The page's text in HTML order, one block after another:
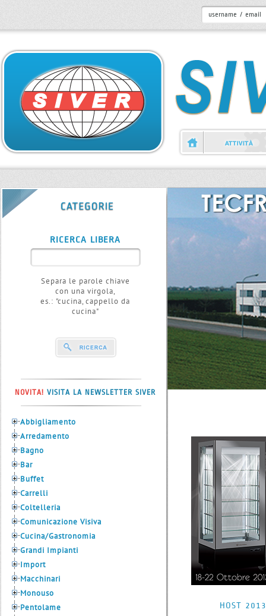
RICERCA LIBERA
Separa le parole chiave
con una virgola,
es.: "cucina, cappello da
cucina"
NOVITA! VISITA LA NEWSLETTER SIVER
Abbigliamento
Arredamento
Bagno
Bar
Buffet
Carrelli
Coltelleria
Comunicazione Visiva
Cucina/Gastronomia
Grandi Impianti
Import
Macchinari
Monouso
Pentolame
HOST